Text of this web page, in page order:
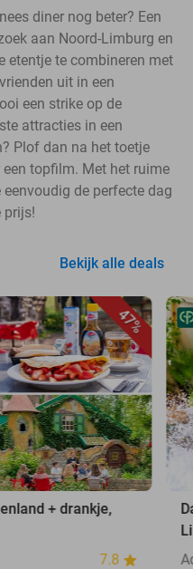
diner nog beter? Een
aan Noord-Limburg en
etentje te combineren met
uit in een
een strike op de
attracties in een
Plof dan na het toetje
topfilm. Met het ruime
de perfecte dag
prijs!
Bekijk alle deals
47%
+ drankje,
7.8